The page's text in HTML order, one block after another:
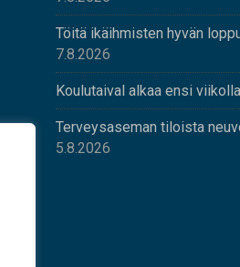
Töitä ikäihmisten hyvän
7.8.2026
Koulutaival alkaa ensi viikolla
Terveysaseman tiloista
5.8.2026